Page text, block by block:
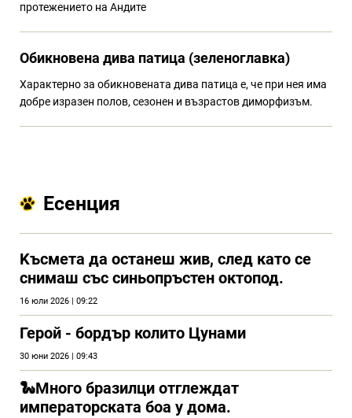
протежението на Андите
Обикновена дива патица (зеленоглавка)
Характерно за обикновената дива патица е, че при нея има
добре изразен полов, сезонен и възрастов диморфизъм.
Есенция
Kъсмета да останеш жив, след като се
снимаш със синьопръстен октопод.
16 юли 2026 | 09:22
Герой - бордър колито Цунами
30 юни 2026 | 09:43
🐍Много бразилци отглеждат
императорската боа у дома.